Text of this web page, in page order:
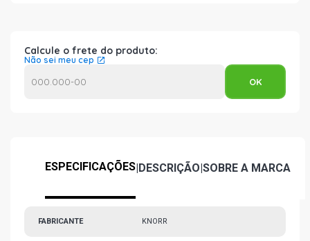
Calcule o frete do produto:
Não sei meu cep
ESPECIFICAÇÕES|DESCRIÇÃO|SOBRE A MARCA
FABRICANTE KNORR